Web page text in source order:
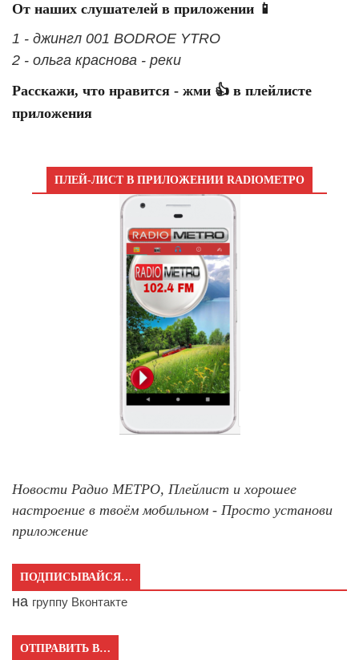
От наших слушателей в приложении 📱
1 - джингл 001 BODROE YTRO
2 - ольга краснова - реки
Расскажи, что нравится - жми 👍 в плейлисте
приложения
ПЛЕЙ-ЛИСТ В ПРИЛОЖЕНИИ RADIOМЕТРО
Новости Радио МЕТРО, Плейлист и хорошее
настроение в твоём мобильном - Просто установи
приложение
ПОДПИСЫВАЙСЯ…
на группу Вконтакте
ОТПРАВИТЬ В…